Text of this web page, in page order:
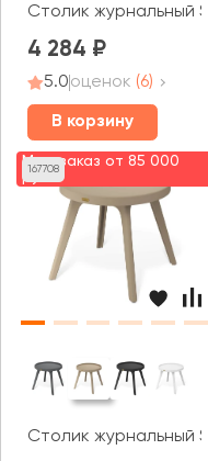
Столик журнальный
4 284
5.0оценок (6)
В корзину
167708
Мин. заказ от 85 000
руб.
Столик журнальный